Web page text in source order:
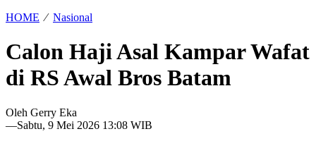
HOME ⁄ Nasional
Calon Haji Asal Kampar Wafat
di RS Awal Bros Batam
Oleh Gerry Eka
—Sabtu, 9 Mei 2026 13:08 WIB